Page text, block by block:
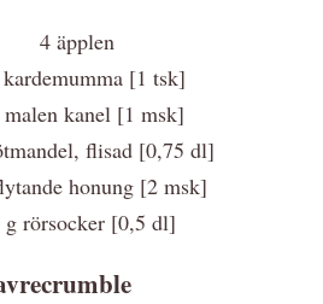
4 äpplen
[1 tsk]
malen kanel [1 msk]
flisad [0,75 dl]
honung [2 msk]
g rörsocker [0,5 dl]